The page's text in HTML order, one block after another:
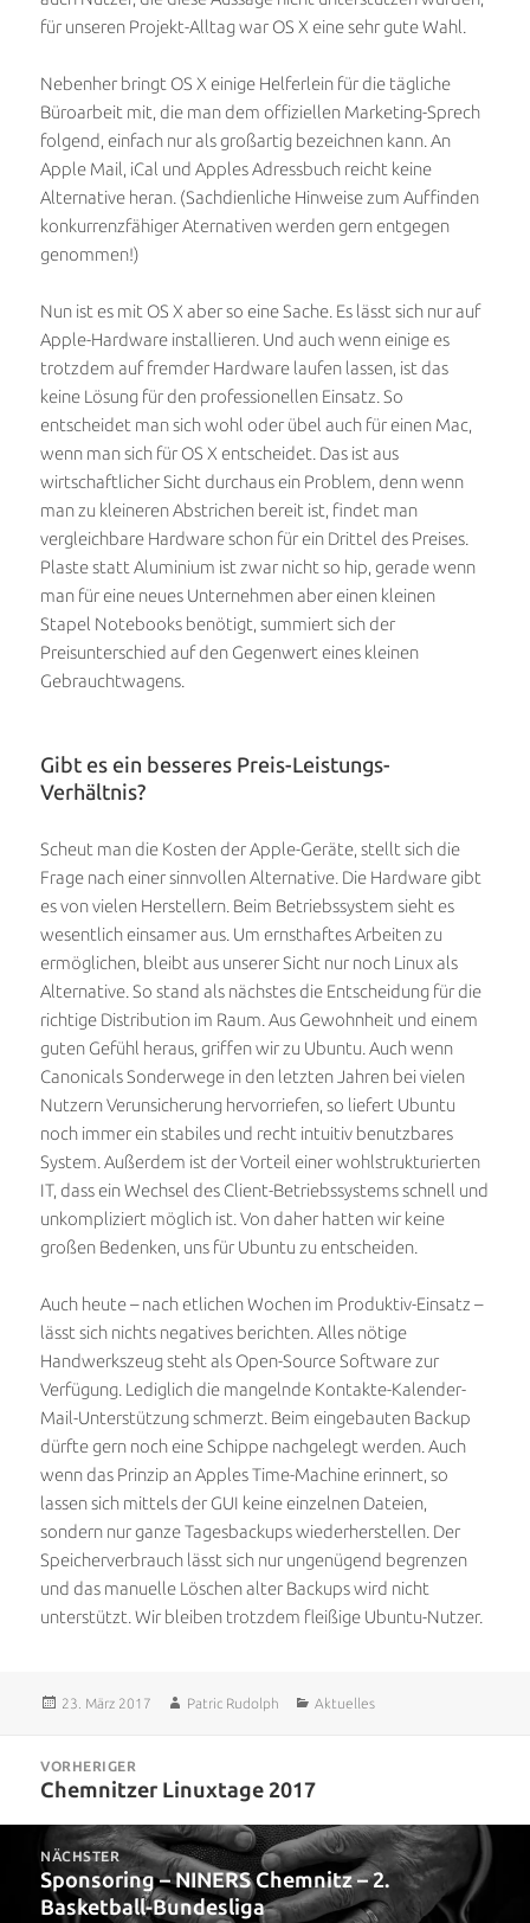
für unseren Projekt-Alltag war OS X eine sehr gute Wahl.
Nebenher bringt OS X einige Helferlein für die tägliche
Büroarbeit mit, die man dem offiziellen Marketing-Sprech
folgend, einfach nur als großartig bezeichnen kann. An
Apple Mail, iCal und Apples Adressbuch reicht keine
Alternative heran. (Sachdienliche Hinweise zum Auffinden
konkurrenzfähiger Aternativen werden gern entgegen
genommen!)
Nun ist es mit OS X aber so eine Sache. Es lässt sich nur auf
Apple-Hardware installieren. Und auch wenn einige es
trotzdem auf fremder Hardware laufen lassen, ist das
keine Lösung für den professionellen Einsatz. So
entscheidet man sich wohl oder übel auch für einen Mac,
wenn man sich für OS X entscheidet. Das ist aus
wirtschaftlicher Sicht durchaus ein Problem, denn wenn
man zu kleineren Abstrichen bereit ist, findet man
vergleichbare Hardware schon für ein Drittel des Preises.
Plaste statt Aluminium ist zwar nicht so hip, gerade wenn
man für eine neues Unternehmen aber einen kleinen
Stapel Notebooks benötigt, summiert sich der
Preisunterschied auf den Gegenwert eines kleinen
Gebrauchtwagens.
Gibt es ein besseres Preis-Leistungs-
Verhältnis?
Scheut man die Kosten der Apple-Geräte, stellt sich die
Frage nach einer sinnvollen Alternative. Die Hardware gibt
es von vielen Herstellern. Beim Betriebssystem sieht es
wesentlich einsamer aus. Um ernsthaftes Arbeiten zu
ermöglichen, bleibt aus unserer Sicht nur noch Linux als
Alternative. So stand als nächstes die Entscheidung für die
richtige Distribution im Raum. Aus Gewohnheit und einem
guten Gefühl heraus, griffen wir zu Ubuntu. Auch wenn
Canonicals Sonderwege in den letzten Jahren bei vielen
Nutzern Verunsicherung hervorriefen, so liefert Ubuntu
noch immer ein stabiles und recht intuitiv benutzbares
System. Außerdem ist der Vorteil einer wohlstrukturierten
IT, dass ein Wechsel des Client-Betriebssystems schnell und
unkompliziert möglich ist. Von daher hatten wir keine
großen Bedenken, uns für Ubuntu zu entscheiden.
Auch heute – nach etlichen Wochen im Produktiv-Einsatz –
lässt sich nichts negatives berichten. Alles nötige
Handwerkszeug steht als Open-Source Software zur
Verfügung. Lediglich die mangelnde Kontakte-Kalender-
Mail-Unterstützung schmerzt. Beim eingebauten Backup
dürfte gern noch eine Schippe nachgelegt werden. Auch
wenn das Prinzip an Apples Time-Machine erinnert, so
lassen sich mittels der GUI keine einzelnen Dateien,
sondern nur ganze Tagesbackups wiederherstellen. Der
Speicherverbrauch lässt sich nur ungenügend begrenzen
und das manuelle Löschen alter Backups wird nicht
unterstützt. Wir bleiben trotzdem fleißige Ubuntu-Nutzer.
Veröffentlicht
23. März 2017 Autor
Patric Rudolph Kategorien
Aktuelles
VORHERIGER
Vorheriger
Chemnitzer Linuxtage 2017
NÄCHSTER
Nächster
Beitrag:
Sponsoring – NINERS Chemnitz – 2.
Basketball-Bundesliga